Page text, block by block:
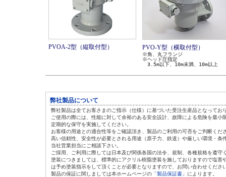
PVOA-2型（縦取付型） PVO-Y型（横取付型）
※角、丸フランジ
※ヘッド圧指定
3.5m以下、10m未満、10m以上
弊社製品について
弊社製品は全てお客さまのご指示（仕様）に基づいた受注生産品となってお
ご使用の際には、性能に対して余裕のある安全設計、故障による危険を最小
定期的な保守を実施してください。
お客様の用途との適合性等をご確認頂き、製品のご利用の可否をご判断くだ
高い信頼性、安全性が必要とされる用途（原子力、鉄道）や厳しい環境・条
当社営業担当にご相談下さい。
ご採用、ご利用に際しては日本及び関係各国の法令、規制、各種規格を遵守
塗装につきましては、標準的にアクリル樹脂塗装を施しておりますので塩害
は予め塗装指示をして頂くことが必要となりますので、お問い合わせくださ
製品の保証に関しましては本ホームページの 「製品保証書」 によります。